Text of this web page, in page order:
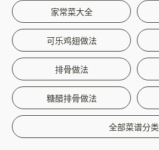
家常菜大全
可乐鸡翅做法
排骨做法
糖醋排骨做法
全部菜谱分类